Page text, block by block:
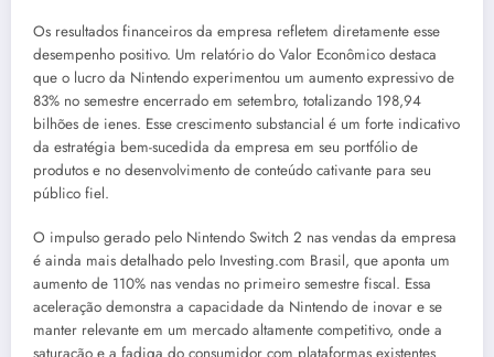
Os resultados financeiros da empresa refletem diretamente esse
desempenho positivo. Um relatório do Valor Econômico destaca
que o lucro da Nintendo experimentou um aumento expressivo de
83% no semestre encerrado em setembro, totalizando 198,94
bilhões de ienes. Esse crescimento substancial é um forte indicativo
da estratégia bem-sucedida da empresa em seu portfólio de
produtos e no desenvolvimento de conteúdo cativante para seu
público fiel.
O impulso gerado pelo Nintendo Switch 2 nas vendas da empresa
é ainda mais detalhado pelo Investing.com Brasil, que aponta um
aumento de 110% nas vendas no primeiro semestre fiscal. Essa
aceleração demonstra a capacidade da Nintendo de inovar e se
manter relevante em um mercado altamente competitivo, onde a